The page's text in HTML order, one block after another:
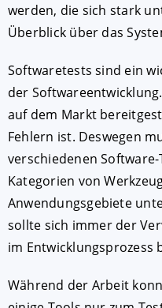
werden, die sich stark
Überblick über das
Softwaretests sind ein
der
auf dem Markt
Fehlern ist. Deswegen
verschiedenen
Kategorien von
Anwendungsgebiete
sollte sich immer der
im Entwicklungsprozess
Während der Arbeit